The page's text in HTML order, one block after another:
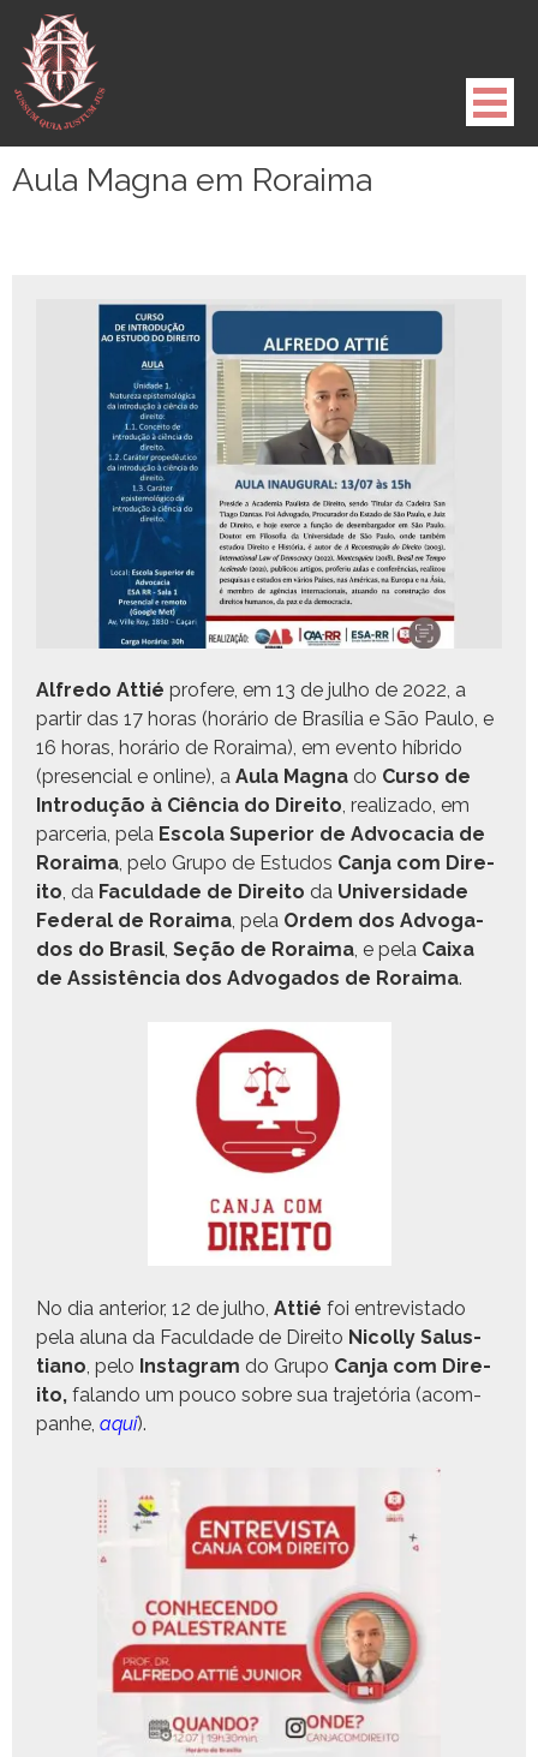
para
conteúdo
Aula Magna em Roraima
Alfre­do Attié pro­fere, em 13 de jul­ho de 2022, a
par­tir das 17 horas (horário de Brasília e São Paulo, e
16 horas, horário de Roraima), em even­to híbri­do
(pres­en­cial e online), a Aula Magna do Cur­so de
Intro­dução à Ciên­cia do Dire­ito, real­iza­do, em
parce­ria, pela Esco­la Supe­ri­or de Advo­ca­cia de
Roraima, pelo Grupo de Estu­dos Can­ja com Dire­
ito, da Fac­ul­dade de Dire­ito da Uni­ver­si­dade
Fed­er­al de Roraima, pela Ordem dos Advo­ga­
dos do Brasil, Seção de Roraima, e pela Caixa
de Assistên­cia dos Advo­ga­dos de Roraima.
No dia ante­ri­or, 12 de jul­ho, Attié foi entre­vis­ta­do
pela alu­na da Fac­ul­dade de Dire­ito Nicol­ly Salus­
tiano, pelo Insta­gram do Grupo Can­ja com Dire­
ito, falan­do um pouco sobre sua tra­jetória (acom­
pan­he, aqui).